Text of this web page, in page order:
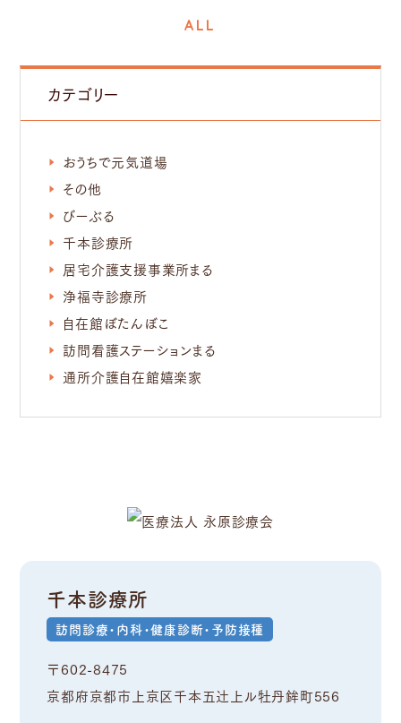
ALL
カテゴリー
おうちで元気道場
その他
びーぶる
千本診療所
居宅介護支援事業所まる
浄福寺診療所
自在館ぼたんぼこ
訪問看護ステーションまる
通所介護自在館嬉楽家
千本診療所
訪問診療・内科・健康診断・予防接種
〒602-8475
京都府京都市上京区千本五辻上ル牡丹鉾町556